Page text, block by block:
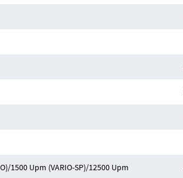
1500 Upm (VARIO-SP)/12500 Upm